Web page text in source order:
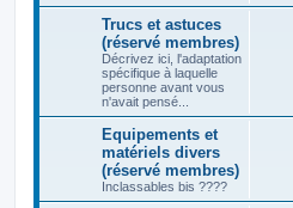
Trucs et astuces
(réservé membres)
Décrivez ici, l'adaptation
spécifique à laquelle
personne avant vous
n'avait pensé...
Equipements et
matériels divers
(réservé membres)
Inclassables bis ????